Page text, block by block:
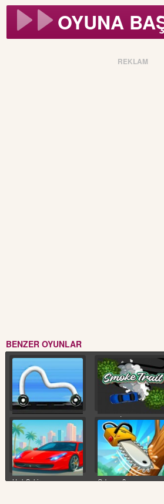
OYUNA
REKLAM
BENZER OYUNLAR
Çizgi Araba Yarışı Duman İzi
Hızlı Şehir Oduncu 2